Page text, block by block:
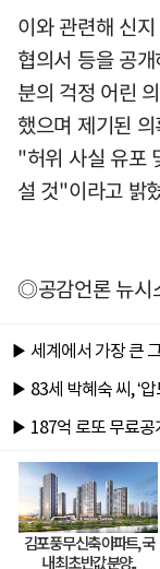
이와 관련해 신
협의서 등을 공
분의 걱정 어린
했으며 제기된
"허위 사실 유포
설 것"이라고 밝
◎공감언론 뉴시